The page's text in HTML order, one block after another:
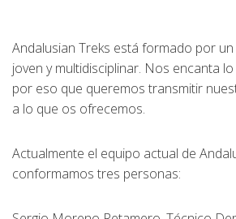
Andalusian Treks está formado por
joven y multidisciplinar. Nos encanta
por eso que queremos transmitir
a lo que os ofrecemos.
Actualmente el equipo actual de
conformamos tres personas: